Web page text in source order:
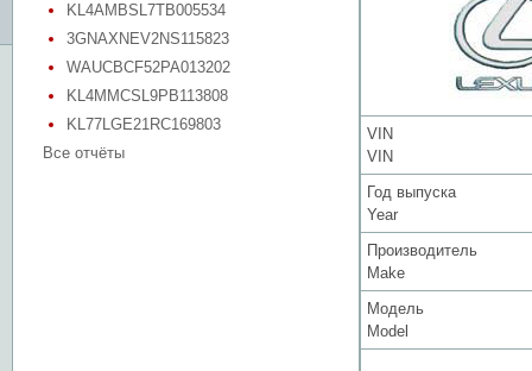
KL4AMBSL7TB005534
3GNAXNEV2NS115823
WAUCBCF52PA013202
KL4MMCSL9PB113808
KL77LGE21RC169803
Все отчёты
VIN
VIN
Год выпуска
Year
Производитель
Make
Модель
Model